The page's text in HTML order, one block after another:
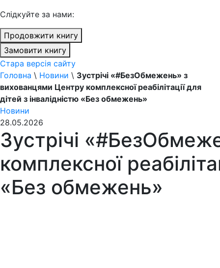
Cлідкуйте за нами:
Продовжити книгу
Замовити книгу
Стара версія сайту
Головна \ Новини \ Зустрічі «#БезОбмежень» з
вихованцями Центру комплексної реабілітації для
дітей з інвалідністю «Без обмежень»
Новини
28.05.2026
Зустрічі
комплексної
«Без обмежень»